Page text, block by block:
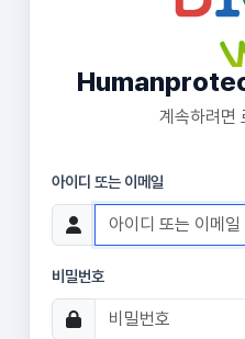
계속하려면
아이디 또는 이메일
비밀번호